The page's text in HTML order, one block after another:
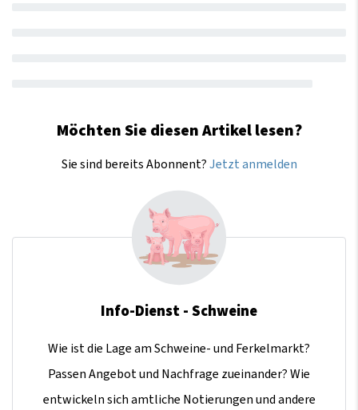
Möchten Sie diesen Artikel lesen?
Sie sind bereits Abonnent?Jetzt anmelden
Info-Dienst - Schweine
Wie ist die Lage am Schweine- und Ferkelmarkt?
Passen Angebot und Nachfrage zueinander? Wie
entwickeln sich amtliche Notierungen und andere